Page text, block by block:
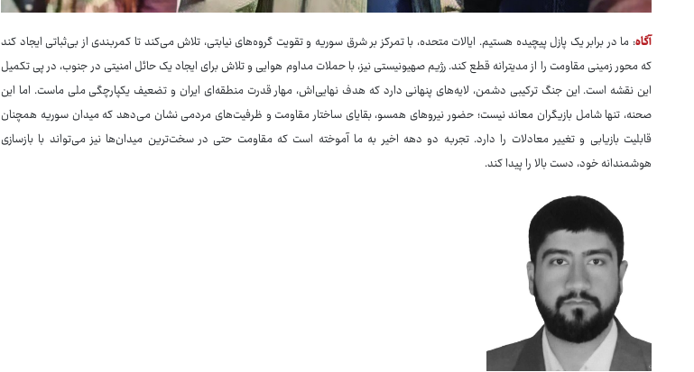
آگاه: ما در برابر یک پازل پیچیده هستیم. ایالات متحده، با تمرکز بر شرق سوریه و تقویت گروه‌های نیابتی، تلاش می‌کند تا کمربندی از بی‌ثباتی ایجاد کند
که محور زمینی مقاومت را از مدیترانه قطع کند. رژیم صهیونیستی نیز، با حملات مداوم هوایی و تلاش برای ایجاد یک حائل امنیتی در جنوب، در پی تکمیل
این نقشه است. این جنگ ترکیبی دشمن، لایه‌های پنهانی دارد که هدف نهایی‌اش، مهار قدرت منطقه‌ای ایران و تضعیف یکپارچگی ملی ماست. اما این
صحنه، تنها شامل بازیگران معاند نیست؛ حضور نیروهای همسو، بقایای ساختار مقاومت و ظرفیت‌های مردمی نشان می‌دهد که میدان سوریه همچنان
قابلیت بازیابی و تغییر معادلات را دارد. تجربه دو دهه اخیر به ما آموخته است که مقاومت حتی در سخت‌ترین میدان‌ها نیز می‌تواند با بازسازی
هوشمندانه خود، دست بالا را پیدا کند.